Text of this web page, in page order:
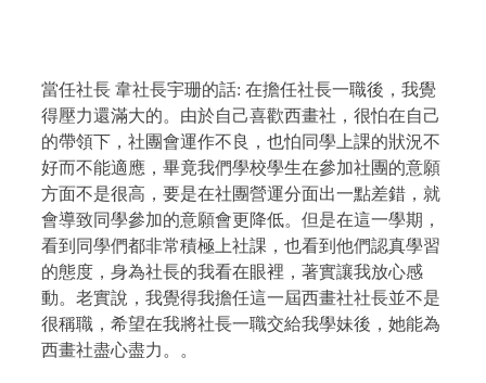
當任社長 韋社長宇珊的話: 在擔任社長一職後，我覺
得壓力還滿大的。由於自己喜歡西畫社，很怕在自己
的帶領下，社團會運作不良，也怕同學上課的狀況不
好而不能適應，畢竟我們學校學生在參加社團的意願
方面不是很高，要是在社團營運分面出一點差錯，就
會導致同學參加的意願會更降低。但是在這一學期，
看到同學們都非常積極上社課，也看到他們認真學習
的態度，身為社長的我看在眼裡，著實讓我放心感
動。老實說，我覺得我擔任這一屆西畫社社長並不是
很稱職，希望在我將社長一職交給我學妹後，她能為
西畫社盡心盡力。。